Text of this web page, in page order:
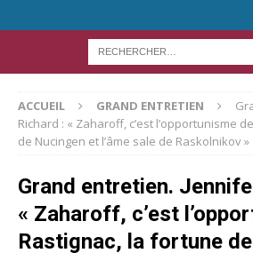
ACCUEIL GRAND ENTRETIEN
Richard : « Zaharoff, c’est l’opportunisme
de Nucingen et l’âme sale de Raskolnikov »
Grand entretien.
« Zaharoff, c’est
Rastignac, la fortune